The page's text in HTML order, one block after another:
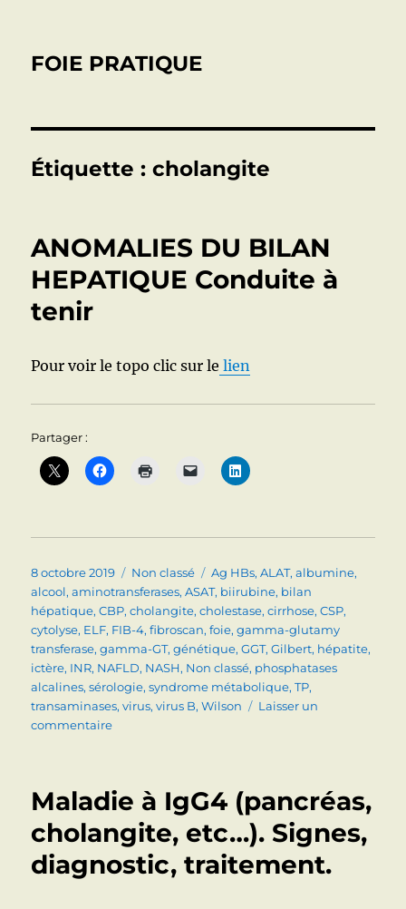
FOIE PRATIQUE
Étiquette :cholangite
ANOMALIES DU BILAN
HEPATIQUE Conduite à
tenir
Pour voir le topo clic sur le lien
Partager :
Publié
le
8 octobre 2019 Catégories
Non classé Étiquettes
Ag HBs,ALAT,albumine,
alcool,aminotransferases,ASAT, biirubine, bilan
hépatique,CBP,cholangite,cholestase,cirrhose,CSP,
cytolyse, ELF, FIB-4,fibroscan,foie,gamma-glutamy
transferase,gamma-GT,génétique,GGT,Gilbert, hépatite,
ictère, INR, NAFLD, NASH, Non classé, phosphatases
alcalines,sérologie,syndrome métabolique,TP,
transaminases,virus,virus B,Wilson
Laisser un
commentairesur
HEPATIQUE
Conduite
à
tenir
Maladie à IgG4 (pancréas,
cholangite, etc…). Signes,
diagnostic, traitement.